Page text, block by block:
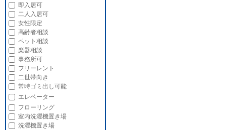
即入居可
二人入居可
女性限定
高齢者相談
ペット相談
楽器相談
事務所可
フリーレント
二世帯向き
常時ゴミ出し可能
エレベーター
フローリング
室内洗濯機置き場
洗濯機置き場